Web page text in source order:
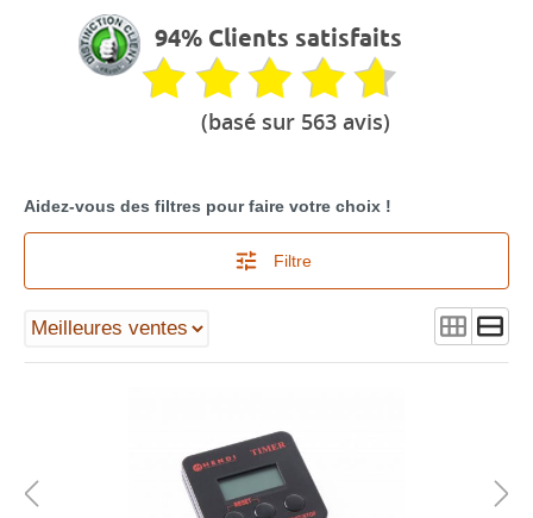
94% Clients satisfaits
(basé sur 563 avis)
Aidez-vous des filtres pour faire votre choix !
Filtre